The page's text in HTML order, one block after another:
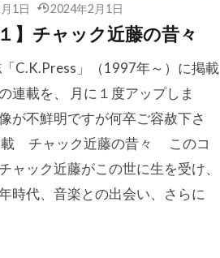
1日 2024年2月1日
１】チャック近藤の昔々
C.K.Press」（1997年～）に掲載
連載を、 月に１度アップしま
が不鮮明ですが何卒ご容赦下さ
載 チャック近藤の昔々 このコ
ャック近藤がこの世に生を受け、
時代、音楽との出会い、さらに